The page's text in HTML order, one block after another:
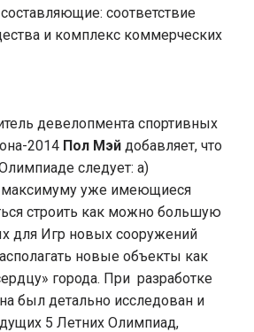
соответствие
и комплекс коммерческих
девелопмента спортивных
2014 Пол Мэй добавляет, что
следует: а)
максимуму уже имеющиеся
строить как можно большую
для Игр новых сооружений
новые объекты как
города. При разработке
был детально исследован и
5 Летних Олимпиад,